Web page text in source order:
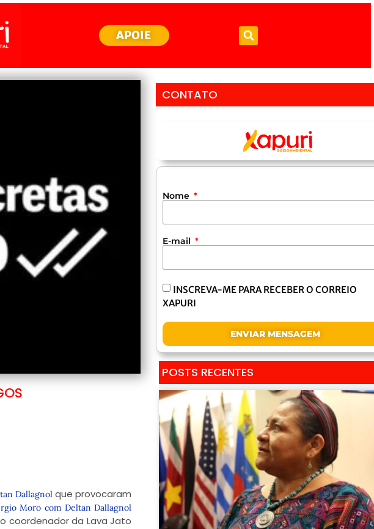
APOIE
Dallagnolque provocaram
Moro com Deltan Dallagnol
coordenador da Lava Jato
CONTATO
Nome
E-mail
INSCREVA-ME PARA RECEBER O CORREIO
XAPURI
ENVIAR MENSAGEM
POSTS RECENTES